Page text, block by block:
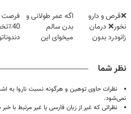
میلیون تومان!!!
خانگی
❌قرص‌ و دارو
نخور❌ درمان
زانودرد بدون
اگه عمر طولانی و
بدن سالم
میخوای این
فرصت
نظر شما
نظرات حاوی توهین و هرگونه نسبت ناروا
نمی‌شود.
نظراتی که غیر از زبان فارسی یا غیر مرتبط با